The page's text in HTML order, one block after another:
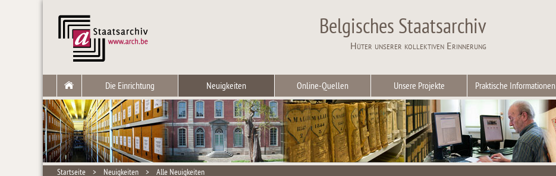
Belgisches Staatsarchiv
Hüter unserer kollektiven Erinnerung
Die Einrichtung Neuigkeiten Online-Quellen Unsere Projekte Praktische Informationen
Startseite > Neuigkeiten > Alle Neuigkeiten